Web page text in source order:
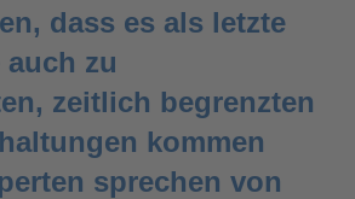
dass es als letzte
auch zu
zeitlich begrenzten
kommen
sprechen von